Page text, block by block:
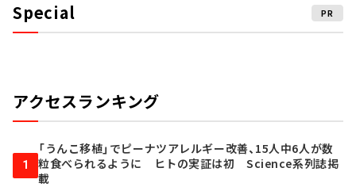
Special PR
アクセスランキング
1
「うんこ移植」でピーナツアレルギー改善、15人中6人が数
粒食べられるように ヒトの実証は初 Science系列誌掲
載